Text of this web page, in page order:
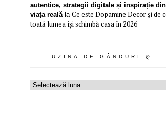
autentice, strategii digitale și inspirație din
viața reală la Ce este Dopamine Decor și de
toată lumea își schimbă casa în 2026
UZINA DE GÂNDURI Ღ
Uzina